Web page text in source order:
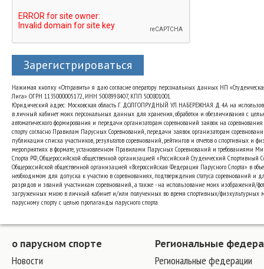
Зарегистрироваться
Нажимая кнопку «Отправить» я даю согласие оператору персональных данных НП
Лига» ОГРН 1135000005172, ИНН 5008998407, КПП 500801001.
Юридический адрес: Московская область Г. ДОЛГОПРУДНЫЙ УЛ. НАБЕРЕЖНАЯ Д. 4А на
в личный кабинет моих персональных данных для хранения, обработки и обезличивания с
автоматического формирования и передачи организаторам соревнований заявок на
спорту согласно Правилам Парусных Соревнований, передачи заявок организаторам
публикации списка участников, результатов соревнований, рейтингов и отчетов о спортивных и
мероприятиях в формате, установленном Правилами Парусных Соревнований и требованиями
Спорта РФ, Общероссийской общественной организацией «Российский Студенческий Спортивный
Общероссийской общественной организацией «Всероссийская Федерация Парусного Спорта» в
необходимом для допуска к участию в соревнованиях, подтверждения статуса соревнований и
разрядов и званий участникам соревнований., а также - на использование моих изображений/
загруженных мною в личный кабинет и/или полученных во время спортивных/физкультурных
парусному спорту с целью пропаганды парусного спорта.
о парусном спорте
Новости
Региональные
Региональные федерации